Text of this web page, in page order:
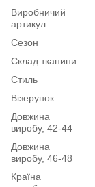
Виробничий
артикул
Сезон
Склад тканини
Стиль
Візерунок
Довжина
виробу, 42-44
Довжина
виробу, 46-48
Країна